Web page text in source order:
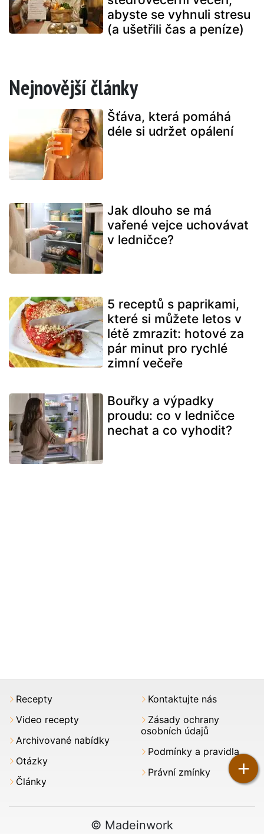
abyste se vyhnuli stresu
(a ušetřili čas a peníze)
Nejnovější články
Šťáva, která pomáhá
déle si udržet opálení
Jak dlouho se má
vařené vejce uchovávat
v ledničce?
5 receptů s paprikami,
které si můžete letos v
létě zmrazit: hotové za
pár minut pro rychlé
zimní večeře
Bouřky a výpadky
proudu: co v ledničce
nechat a co vyhodit?
+
Recepty
Video recepty
Archivované nabídky
Otázky
Články
Kontaktujte nás
Zásady ochrany
osobních údajů
Podmínky a pravidla
Právní zmínky
© Madeinwork